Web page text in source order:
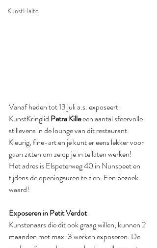
KunstHalte
Vanaf heden tot 13 juli a.s. exposeert
KunstKringlid Petra Kille een aantal sfeervolle
stillevens in de lounge van dit restaurant.
Kleurig, fine-art en je kunt er eens lekker voor
gaan zitten om ze op je in te laten werken!
Het adres is Elspeterweg 40 in Nunspeet en
tijdens de openingsuren te zien. Een bezoek
waard!
Exposeren in Petit Verdot
Kunstenaars die dit ook graag willen, kunnen 2
maanden met max. 3 werken exposeren. De